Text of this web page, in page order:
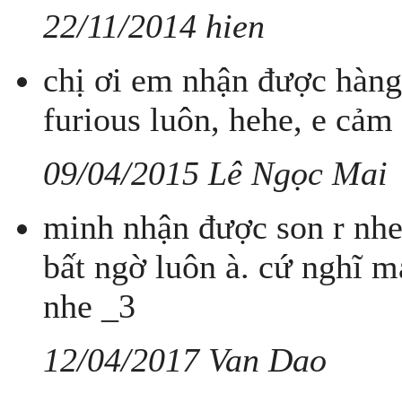
22/11/2014 hien
chị ơi em nhận được
furious luôn, hehe, e
09/04/2015 Lê Ngọc Mai
minh nhận được son r
bất ngờ luôn à. cứ nghĩ
nhe _3
12/04/2017 Van Dao